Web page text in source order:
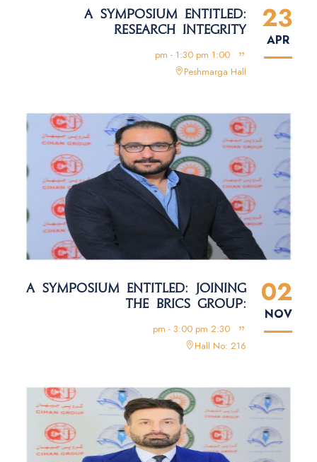
23
APR
A SYMPOSIUM ENTITLED:
RESEARCH INTEGRITY
1:00 pm - 1:30 pm
Peshmarga Hall
02
NOV
A SYMPOSIUM ENTITLED: JOINING
THE BRICS GROUP:
2:30 pm - 3:00 pm
Hall No: 216